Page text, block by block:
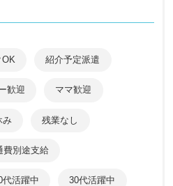
OK 紹介予定派遣
歓迎 ママ歓迎
み 残業なし
費別途支給
代活躍中 30代活躍中